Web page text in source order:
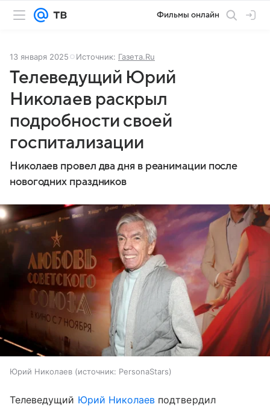
Фильмы онлайн
13 января 2025 Источник: Газета.Ru
Телеведущий Юрий
Николаев раскрыл
подробности своей
госпитализации
Николаев провел два дня в реанимации после
новогодних праздников
Юрий Николаев источник: PersonaStars
Телеведущий Юрий Николаев подтвердил